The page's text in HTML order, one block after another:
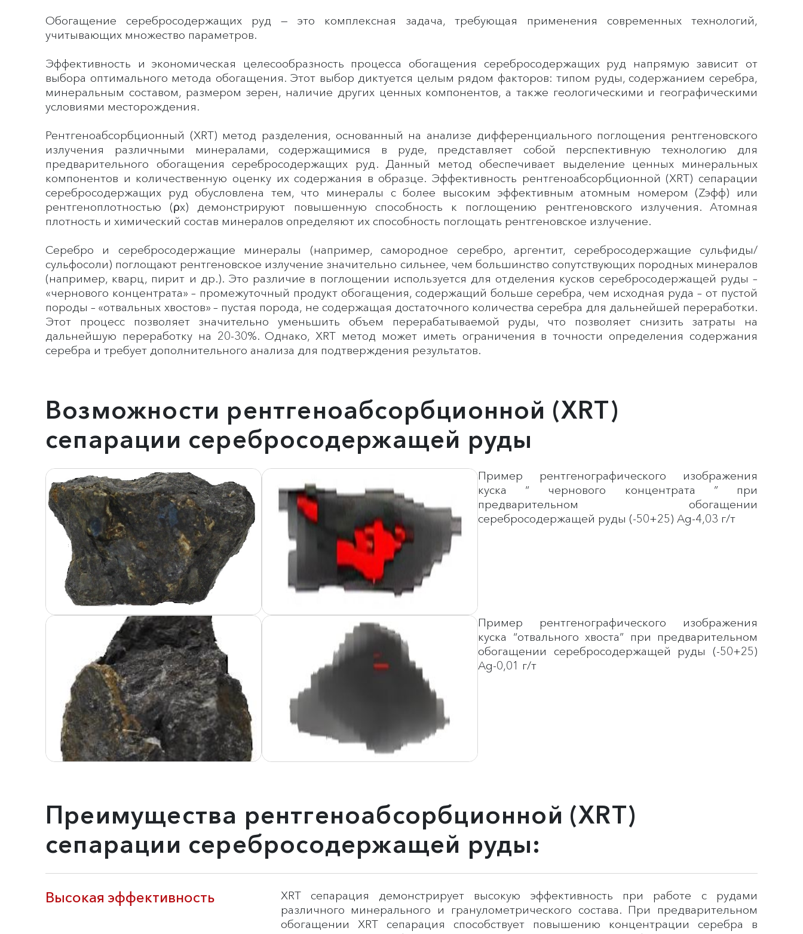
Обогащение серебросодержащих руд — это комплексная задача, требующая применения современных технологий,
учитывающих множество параметров.
Эффективность и экономическая целесообразность процесса обогащения серебросодержащих руд напрямую зависит от
выбора оптимального метода обогащения. Этот выбор диктуется целым рядом факторов: типом руды, содержанием серебра,
минеральным составом, размером зерен, наличие других ценных компонентов, а также геологическими и географическими
условиями месторождения.
Рентгеноабсорбционный (XRT) метод разделения, основанный на анализе дифференциального поглощения рентгеновского
излучения различными минералами, содержащимися в руде, представляет собой перспективную технологию для
предварительного обогащения серебросодержащих руд. Данный метод обеспечивает выделение ценных минеральных
компонентов и количественную оценку их содержания в образце. Эффективность рентгеноабсорбционной (XRT) сепарации
серебросодержащих руд обусловлена тем, что минералы с более высоким эффективным атомным номером (Zэфф) или
рентгеноплотностью (ρx) демонстрируют повышенную способность к поглощению рентгеновского излучения. Атомная
плотность и химический состав минералов определяют их способность поглощать рентгеновское излучение.
Серебро и серебросодержащие минералы (например, самородное серебро, аргентит, серебросодержащие сульфиды/
сульфосоли) поглощают рентгеновское излучение значительно сильнее, чем большинство сопутствующих породных минералов
(например, кварц, пирит и др.). Это различие в поглощении используется для отделения кусков серебросодержащей руды –
«чернового концентрата» – промежуточный продукт обогащения, содержащий больше серебра, чем исходная руда – от пустой
породы – «отвальных хвостов» – пустая порода, не содержащая достаточного количества серебра для дальнейшей переработки.
Этот процесс позволяет значительно уменьшить объем перерабатываемой руды, что позволяет снизить затраты на
дальнейшую переработку на 20-30%. Однако, XRT метод может иметь ограничения в точности определения содержания
серебра и требует дополнительного анализа для подтверждения результатов.
Возможности рентгеноабсорбционной (XRT)
сепарации серебросодержащей руды
Пример рентгенографического изображения
куска “ чернового концентрата ” при
предварительном обогащении
серебросодержащей руды (-50+25) Ag-4,03 г/т
Пример рентгенографического изображения
куска “отвального хвоста” при предварительном
обогащении серебросодержащей руды (-50+25)
Ag-0,01 г/т
Преимущества рентгеноабсорбционной (XRT)
сепарации серебросодержащей руды:
Высокая эффективность
XRT сепарация демонстрирует высокую эффективность при работе с рудами
различного минерального и гранулометрического состава. При предварительном
обогащении XRT сепарация способствует повышению концентрации серебра в